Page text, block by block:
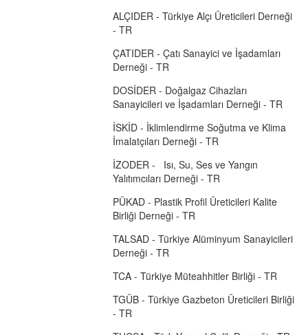
ALÇIDER - Türkiye Alçı Üreticileri Derneği
- TR
ÇATIDER - Çatı Sanayici ve İşadamları
Derneği - TR
DOSİDER - Doğalgaz Cihazları
Sanayicileri ve İşadamları Derneği - TR
İSKİD - İklimlendirme Soğutma ve Klima
İmalatçıları Derneği - TR
İZODER - Isı, Su, Ses ve Yangın
Yalıtımcıları Derneği - TR
PÜKAD - Plastik Profil Üreticileri Kalite
Birliği Derneği - TR
TALSAD - Türkiye Alüminyum Sanayicileri
Derneği - TR
TCA - Türkiye Müteahhitler Birliği - TR
TGÜB - Türkiye Gazbeton Üreticileri Birliği
- TR